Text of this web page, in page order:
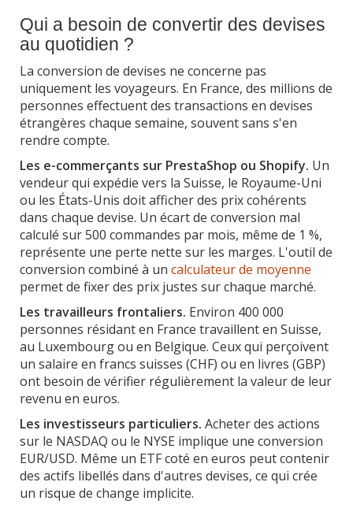
Qui a besoin de convertir des devises
au quotidien ?
La conversion de devises ne concerne pas
uniquement les voyageurs. En France, des millions de
personnes effectuent des transactions en devises
étrangères chaque semaine, souvent sans s'en
rendre compte.
Les e-commerçants sur PrestaShop ou Shopify. Un
vendeur qui expédie vers la Suisse, le Royaume-Uni
ou les États-Unis doit afficher des prix cohérents
dans chaque devise. Un écart de conversion mal
calculé sur 500 commandes par mois, même de 1 %,
représente une perte nette sur les marges. L'outil de
conversion combiné à un calculateur de moyenne
permet de fixer des prix justes sur chaque marché.
Les travailleurs frontaliers. Environ 400 000
personnes résidant en France travaillent en Suisse,
au Luxembourg ou en Belgique. Ceux qui perçoivent
un salaire en francs suisses (CHF) ou en livres (GBP)
ont besoin de vérifier régulièrement la valeur de leur
revenu en euros.
Les investisseurs particuliers. Acheter des actions
sur le NASDAQ ou le NYSE implique une conversion
EUR/USD. Même un ETF coté en euros peut contenir
des actifs libellés dans d'autres devises, ce qui crée
un risque de change implicite.